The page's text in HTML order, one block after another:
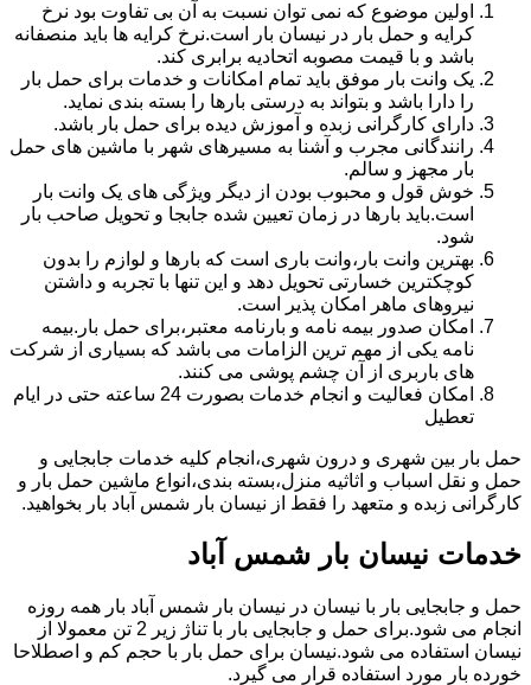
اولین موضوع که نمی توان نسبت به آن بی تفاوت بود نرخ
کرایه و حمل بار در نیسان بار است.نرخ کرایه ها باید منصفانه
باشد و با قیمت مصوبه اتحادیه برابری کند.
یک وانت بار موفق باید تمام امکانات و خدمات برای حمل بار
را دارا باشد و بتواند به درستی بارها را بسته بندی نماید.
دارای کارگرانی زبده و آموزش دیده برای حمل بار باشد.
رانندگانی مجرب و آشنا به مسیرهای شهر با ماشین های حمل
بار مجهز و سالم.
خوش قول و محبوب بودن از دیگر ویژگی های یک وانت بار
است.باید بارها در زمان تعیین شده جابجا و تحویل صاحب بار
شود.
بهترین وانت بار،وانت باری است که بارها و لوازم را بدون
کوچکترین خسارتی تحویل دهد و این تنها با تجربه و داشتن
نیروهای ماهر امکان پذیر است.
امکان صدور بیمه نامه و بارنامه معتبر،برای حمل بار.بیمه
نامه یکی از مهم ترین الزامات می باشد که بسیاری از شرکت
های باربری از آن چشم پوشی می کنند.
امکان فعالیت و انجام خدمات بصورت 24 ساعته حتی در ایام
تعطیل
حمل بار بین شهری و درون شهری،انجام کلیه خدمات جابجایی و
حمل و نقل اسباب و اثاثیه منزل،بسته بندی،انواع ماشین حمل بار و
کارگرانی زبده و متعهد را فقط از نیسان بار شمس آباد بار بخواهید.
خدمات نیسان بار شمس آباد
حمل و جابجایی بار با نیسان در نیسان بار شمس آباد بار همه روزه
انجام می شود.برای حمل و جابجایی بار با تناژ زیر 2 تن معمولا از
نیسان استفاده می شود.نیسان برای حمل بار با حجم کم و اصطلاحا
خورده بار مورد استفاده قرار می گیرد.